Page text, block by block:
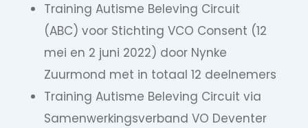
Training Autisme Beleving Circuit
(ABC) voor Stichting VCO Consent (12
mei en 2 juni 2022) door Nynke
Zuurmond met in totaal 12 deelnemers
Training Autisme Beleving Circuit via
Samenwerkingsverband VO Deventer